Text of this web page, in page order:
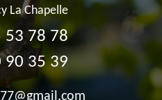
La Chapelle
53 78 78
90 35 39